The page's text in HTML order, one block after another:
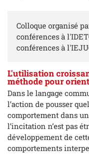
Colloque organisé
conférences à
conférences à
L'utilisation
méthode pour
Dans le langage
l’action de pousser
comportement dans
l’incitation n’est pas
développement de
comportements